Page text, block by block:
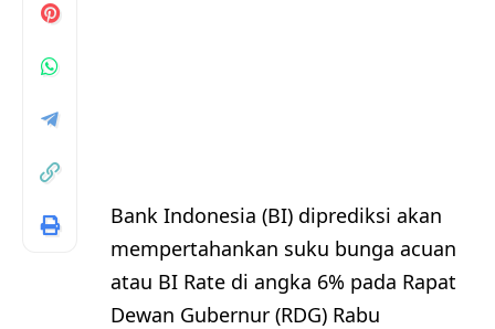
Bank Indonesia (BI) diprediksi akan
mempertahankan suku bunga acuan
atau BI Rate di angka 6% pada Rapat
Dewan Gubernur (RDG) Rabu